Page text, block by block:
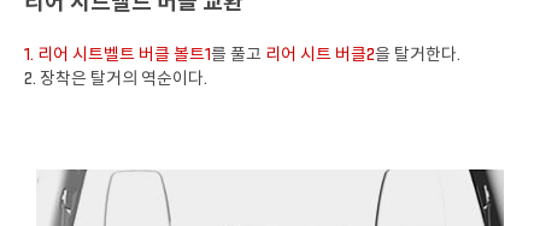
1. 리어 시트벨트 버클 볼트1를 풀고 리어 시트 버클2을 탈거한다.
2. 장착은 탈거의 역순이다.